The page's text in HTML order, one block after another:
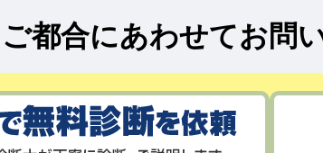
ご都合にあわせてお問